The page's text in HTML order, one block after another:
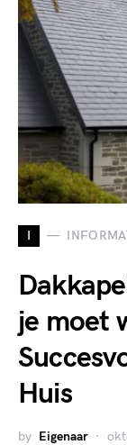
I
je moet
Huis
by Eigenaar